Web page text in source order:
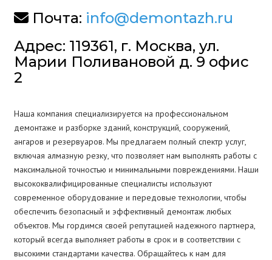
Почта: info@demontazh.ru
Адрес: 119361, г. Москва, ул.
Марии Поливановой д. 9 офис
2
Наша компания специализируется на профессиональном
демонтаже и разборке зданий, конструкций, сооружений,
ангаров и резервуаров. Мы предлагаем полный спектр услуг,
включая алмазную резку, что позволяет нам выполнять работы с
максимальной точностью и минимальными повреждениями. Наши
высококвалифицированные специалисты используют
современное оборудование и передовые технологии, чтобы
обеспечить безопасный и эффективный демонтаж любых
объектов. Мы гордимся своей репутацией надежного партнера,
который всегда выполняет работы в срок и в соответствии с
высокими стандартами качества. Обращайтесь к нам для